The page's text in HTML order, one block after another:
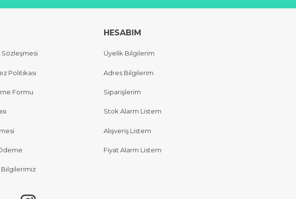
Sözleşmesi
Politikası
Formu
HESABIM
Üyelik Bilgilerim
Adres Bilgilerim
Siparişlerim
Stok Alarm Listem
Alışveriş Listem
Fiyat Alarm Listem